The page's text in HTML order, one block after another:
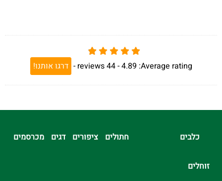
Average rating:
4.89 -
44
reviews
- דרגו אותנו!
כלבים חתולים ציפורים דגים מכרסמים
זוחלים